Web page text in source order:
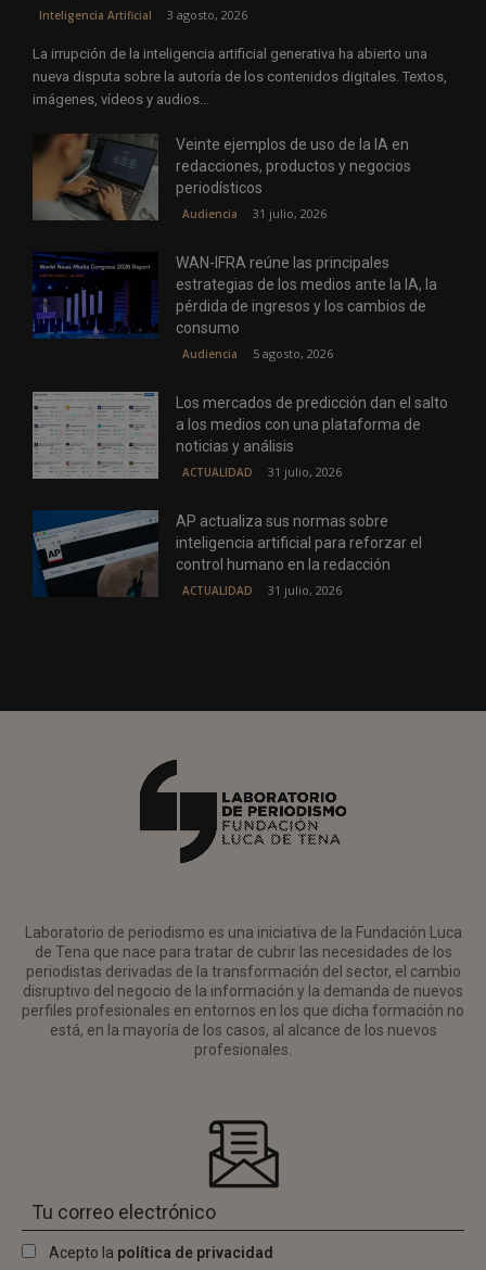
Inteligencia Artificial 3 agosto, 2026
La irrupción de la inteligencia artificial generativa ha abierto una
nueva disputa sobre la autoría de los contenidos digitales. Textos,
imágenes, vídeos y audios...
Veinte ejemplos de uso de la IA en
redacciones, productos y negocios
periodísticos
Audiencia 31 julio, 2026
WAN-IFRA reúne las principales
estrategias de los medios ante la IA, la
pérdida de ingresos y los cambios de
consumo
Audiencia 5 agosto, 2026
Los mercados de predicción dan el salto
a los medios con una plataforma de
noticias y análisis
ACTUALIDAD 31 julio, 2026
AP actualiza sus normas sobre
inteligencia artificial para reforzar el
control humano en la redacción
ACTUALIDAD 31 julio, 2026
Laboratorio de periodismo es una iniciativa de la Fundación Luca
de Tena que nace para tratar de cubrir las necesidades de los
periodistas derivadas de la transformación del sector, el cambio
disruptivo del negocio de la información y la demanda de nuevos
perfiles profesionales en entornos en los que dicha formación no
está, en la mayoría de los casos, al alcance de los nuevos
profesionales.
Acepto la política de privacidad